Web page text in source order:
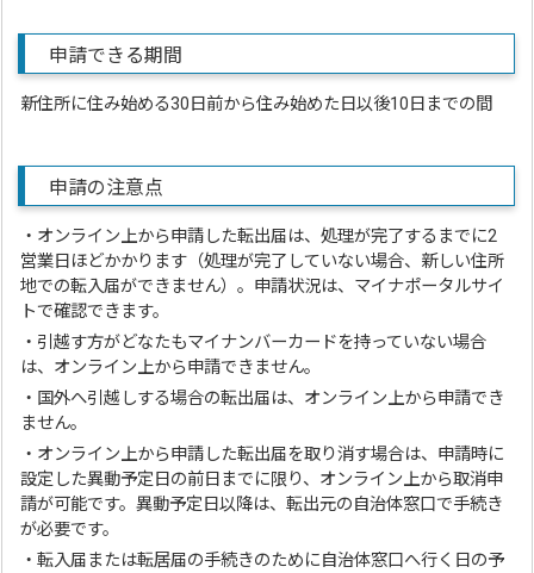
申請できる期間
新住所に住み始める30日前から住み始めた日以後10日までの間
申請の注意点
・オンライン上から申請した転出届は、処理が完了するまでに2
営業日ほどかかります（処理が完了していない場合、新しい住所
地での転入届ができません）。申請状況は、マイナポータルサイ
トで確認できます。
・引越す方がどなたもマイナンバーカードを持っていない場合
は、オンライン上から申請できません。
・国外へ引越しする場合の転出届は、オンライン上から申請でき
ません。
・オンライン上から申請した転出届を取り消す場合は、申請時に
設定した異動予定日の前日までに限り、オンライン上から取消申
請が可能です。異動予定日以降は、転出元の自治体窓口で手続き
が必要です。
・転入届または転居届の手続きのために自治体窓口へ行く日の予